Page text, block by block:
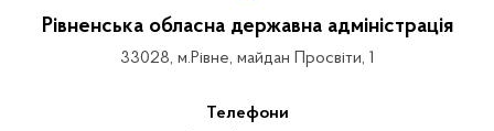
Рівненська обласна державна адміністрація
33028, м.Рівне, майдан Просвіти, 1
Телефони